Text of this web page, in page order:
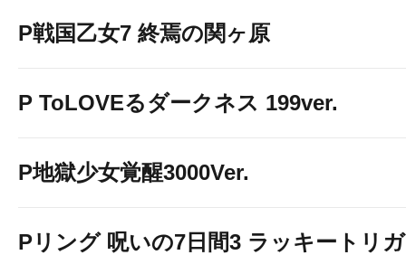
P戦国乙女7 終焉の関ヶ原
P ToLOVEるダークネス 199ver.
P地獄少女覚醒3000Ver.
Pリング 呪いの7日間3 ラッキートリガ